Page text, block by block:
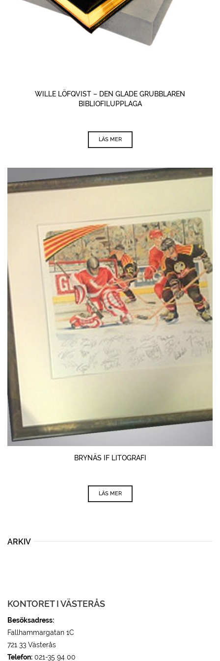
WILLE LÖFQVIST – DEN GLADE GRUBBLAREN
BIBLIOFILUPPLAGA
LÄS MER
BRYNÄS IF LITOGRAFI
LÄS MER
ARKIV
KONTORET I VÄSTERÅS
Besöksadress:
Fallhammargatan 1C
721 33 Västerås
Telefon: 021-35 94 00